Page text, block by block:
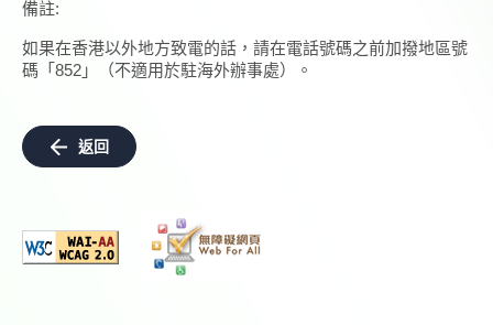
備註:
如果在香港以外地方致電的話，請在電話號碼之前加撥地區號
碼「852」（不適用於駐海外辦事處）。
返回